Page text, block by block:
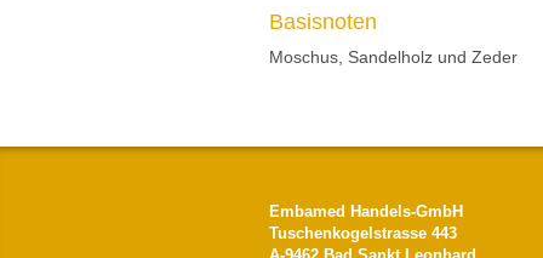
Basisnoten
Moschus, Sandelholz und Zeder
Embamed Handels-GmbH
Tuschenkogelstrasse 443